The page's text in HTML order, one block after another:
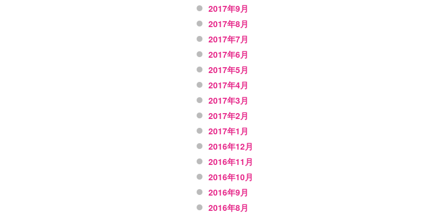
2017年9月
2017年8月
2017年7月
2017年6月
2017年5月
2017年4月
2017年3月
2017年2月
2017年1月
2016年12月
2016年11月
2016年10月
2016年9月
2016年8月